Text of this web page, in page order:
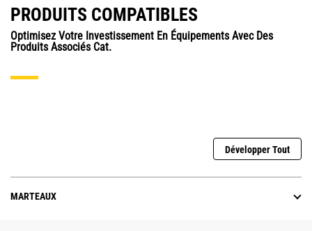
PRODUITS COMPATIBLES
Optimisez Votre Investissement En Équipements Avec Des
Produits Associés Cat.
Développer Tout
MARTEAUX